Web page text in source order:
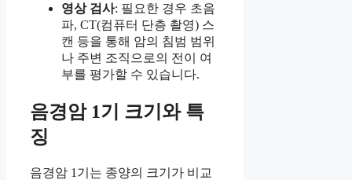
영상 검사: 필요한 경우 초음
파, CT(컴퓨터 단층 촬영) 스
캔 등을 통해 암의 침범 범위
나 주변 조직으로의 전이 여
부를 평가할 수 있습니다.
음경암 1기 크기와 특
징
음경암 1기는 종양의 크기가 비교